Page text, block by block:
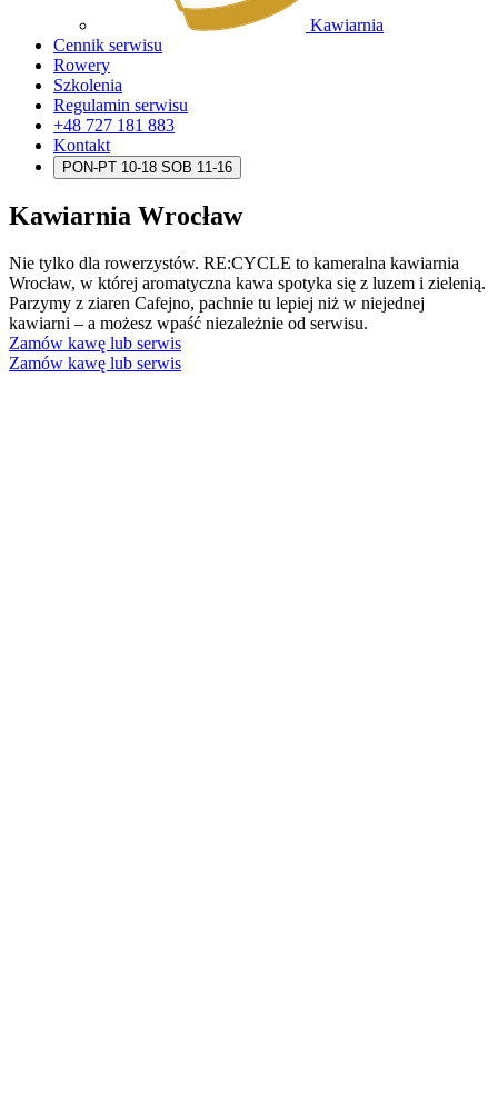
Kawiarnia
Cennik serwisu
Rowery
Szkolenia
Regulamin serwisu
+48 727 181 883
Kontakt
PON-PT 10-18 SOB 11-16
Kawiarnia Wrocław
Nie tylko dla rowerzystów. RE:CYCLE to kameralna kawiarnia
Wrocław, w której aromatyczna kawa spotyka się z luzem i zielenią.
Parzymy z ziaren Cafejno, pachnie tu lepiej niż w niejednej
kawiarni – a możesz wpaść niezależnie od serwisu.
Zamów kawę lub serwis
Zamów kawę lub serwis